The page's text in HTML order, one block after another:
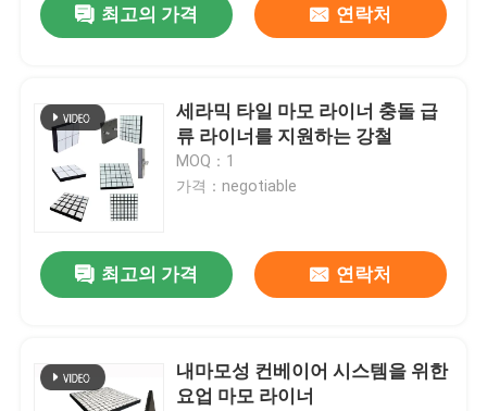
최고의 가격 연락처
세라믹 타일 마모 라이너 충돌 급
류 라이너를 지원하는 강철
MOQ：1
가격：negotiable
최고의 가격 연락처
내마모성 컨베이어 시스템을 위한
요업 마모 라이너